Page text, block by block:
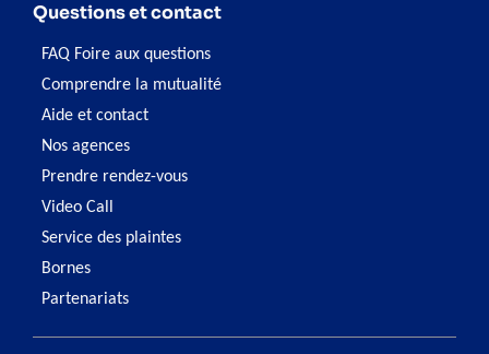
Questions et contact
FAQ Foire aux questions
Comprendre la mutualité
Aide et contact
Nos agences
Prendre rendez-vous
Video Call
Service des plaintes
Bornes
Partenariats